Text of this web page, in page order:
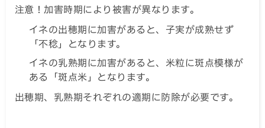
注意！加害時期により被害が異なります。
イネの出穂期に加害があると、子実が成熟せず
「不稔」となります。
イネの乳熟期に加害があると、米粒に斑点模様が
ある「斑点米」となります。
出穂期、乳熟期それぞれの適期に防除が必要です。